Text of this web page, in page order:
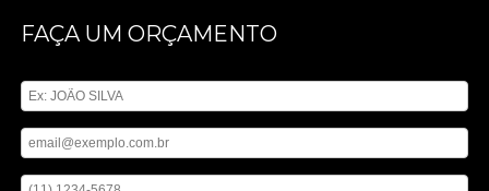
FAÇA UM ORÇAMENTO